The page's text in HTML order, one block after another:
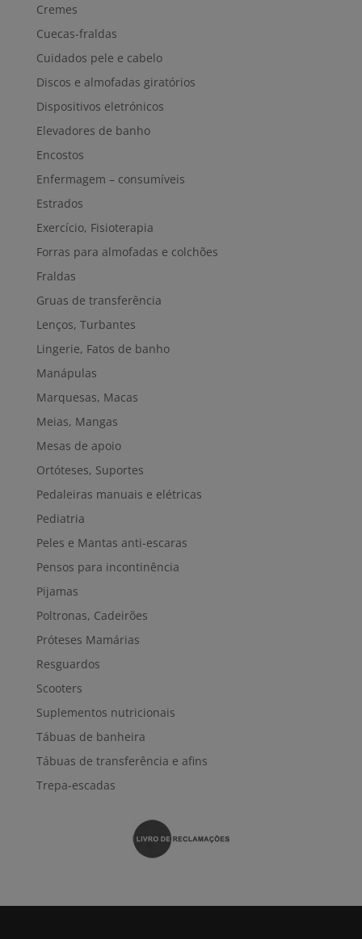
Cremes
Cuecas-fraldas
Cuidados pele e cabelo
Discos e almofadas giratórios
Dispositivos eletrónicos
Elevadores de banho
Encostos
Enfermagem – consumíveis
Estrados
Exercício, Fisioterapia
Forras para almofadas e colchões
Fraldas
Gruas de transferência
Lenços, Turbantes
Lingerie, Fatos de banho
Manápulas
Marquesas, Macas
Meias, Mangas
Mesas de apoio
Ortóteses, Suportes
Pedaleiras manuais e elétricas
Pediatria
Peles e Mantas anti-escaras
Pensos para incontinência
Pijamas
Poltronas, Cadeirões
Próteses Mamárias
Resguardos
Scooters
Suplementos nutricionais
Tábuas de banheira
Tábuas de transferência e afins
Trepa-escadas